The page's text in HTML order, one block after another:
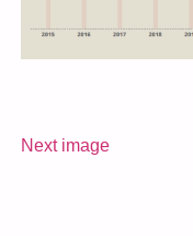
Next image